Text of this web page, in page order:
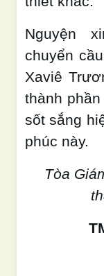
Nguyện
chuyển
Xaviê
thành
sốt sắng
phúc này.
Tòa